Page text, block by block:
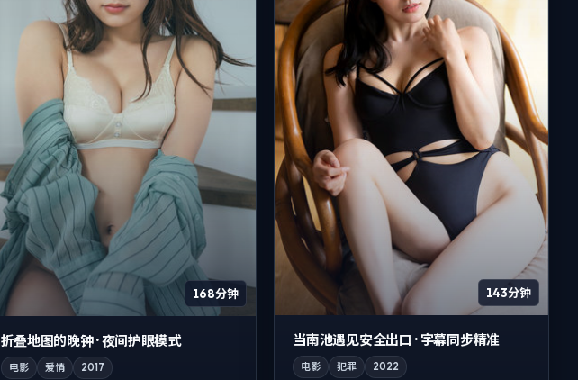
168分钟
折叠地图的晚钟 · 夜间护眼模式
电影 爱情
2017
143分钟
当南池遇见安全出口 · 字幕同步精准
电影 犯罪
2022